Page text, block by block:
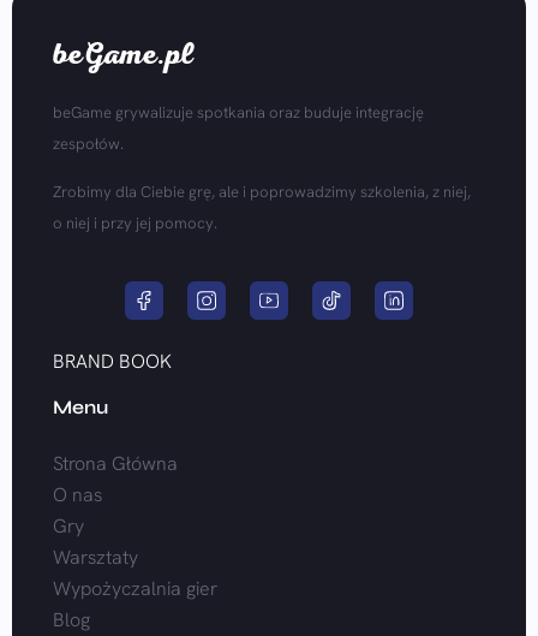
beGame.pl
beGame grywalizuje spotkania oraz buduje integrację
zespołów.
Zrobimy dla Ciebie grę, ale i poprowadzimy szkolenia, z niej,
o niej i przy jej pomocy.
BRAND BOOK
Menu
Strona Główna
O nas
Gry
Warsztaty
Wypożyczalnia gier
Blog